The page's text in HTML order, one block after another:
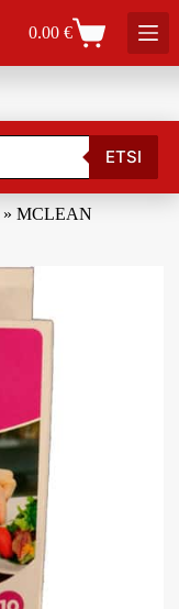
0.00€
ETSI
» MCLEAN